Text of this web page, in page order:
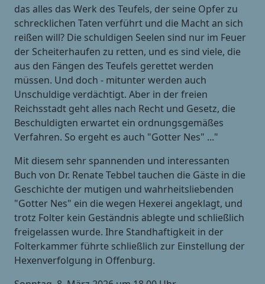
das alles das Werk des Teufels, der seine Opfer zu
schrecklichen Taten verführt und die Macht an sich
reißen will? Die schuldigen Seelen sind nur im Feuer
der Scheiterhaufen zu retten, und es sind viele, die
aus den Fängen des Teufels gerettet werden
müssen. Und doch - mitunter werden auch
Unschuldige verdächtigt. Aber in der freien
Reichsstadt geht alles nach Recht und Gesetz, die
Beschuldigten erwartet ein ordnungsgemäßes
Verfahren. So ergeht es auch "Gotter Nes" ..."
Mit diesem sehr spannenden und interessanten
Buch von Dr. Renate Tebbel tauchen die Gäste in die
Geschichte der mutigen und wahrheitsliebenden
"Gotter Nes" ein die wegen Hexerei angeklagt, und
trotz Folter kein Geständnis ablegte und schließlich
freigelassen wurde. Ihre Standhaftigkeit in der
Folterkammer führte schließlich zur Einstellung der
Hexenverfolgung in Offenburg.